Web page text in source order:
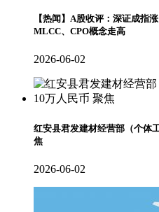
【热闻】A股收评：深证成指
MLCC、CPO概念走高
2026-06-02
红安县君发建材经营部（个体
焦
2026-06-02